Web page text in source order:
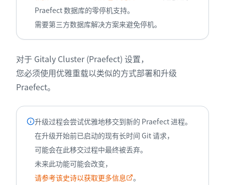
Praefect 数据库的零停机支持。
需要第三方数据库解决方案来避免停机。
对于 Gitaly Cluster (Praefect) 设置，
您必须使用优雅重载以类似的方式部署和升级
Praefect。
升级过程会尝试优雅地移交到新的 Praefect 进程。
在升级开始前已启动的现有长时间 Git 请求，
可能会在此移交过程中最终被丢弃。
未来此功能可能会改变，
请参考该史诗以获取更多信息
。